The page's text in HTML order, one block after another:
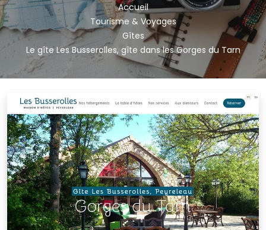
Accueil
Tourisme & Voyages
Gîtes
Le gîte Les Busserolles, gîte dans les Gorges du Tarn